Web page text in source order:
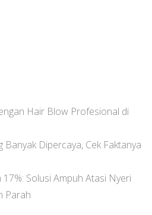
Hair Blow Profesional di
Dipercaya, Cek Faktanya
Solusi Ampuh Atasi Nyeri
Parah